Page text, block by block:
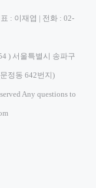
: 이재엽 | 전화 : 02-
) 서울특별시 송파구
정동 642번지)
Any questions to